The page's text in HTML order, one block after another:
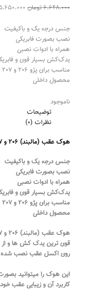
6.648.000 تومان
جنس درجه یک و باکیفیت
نصب بصورت فابریکی
همراه با ادوات نصبی
یدک‌کش بسیار قوی و
مناسب برای پژو 206 و 207
محصول داخلی
ناموجود
توضیحات
نظرات (0)
هوک عقب (مالبند) 206 و 207
جنس درجه یک و باکیفیت
نصب بصورت فابریکی
همراه با ادوات نصبی
یدک‌کش بسیار قوی و
مناسب برای پژو 206 و 207
محصول داخلی
روی اکسل عقب نصب شده و
کاربرد آن و زیبایی عقب